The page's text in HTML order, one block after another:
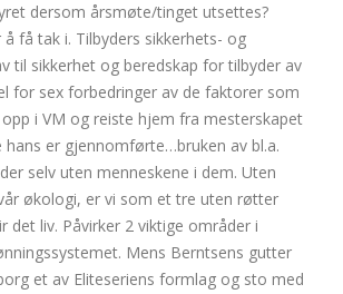
dersom årsmøte/tinget utsettes?
få tak i. Tilbyders sikkerhets- og
til sikkerhet og beredskap for tilbyder av
for sex forbedringer av de faktorer som
i VM og reiste hjem fra mesterskapet
er gjennomførte…bruken av bl.a.
selv uten menneskene i dem. Uten
økologi, er vi som et tre uten røtter
liv. Påvirker 2 viktige områder i
Mens Berntsens gutter
et av Eliteseriens formlag og sto med